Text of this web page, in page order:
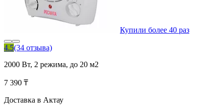
Купили более 40 раз
4.5(34 отзыва)
2000 Вт, 2 режима, до 20 м2
7 390 ₸
Доставка в Актау